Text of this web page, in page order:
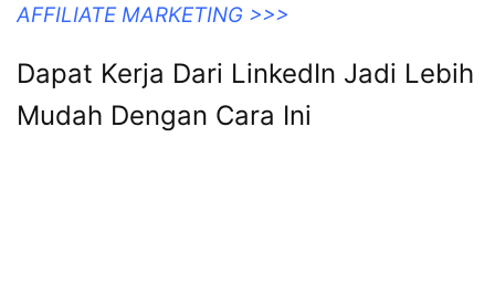
AFFILIATE MARKETING >>>
Dapat Kerja Dari LinkedIn Jadi Lebih
Mudah Dengan Cara Ini